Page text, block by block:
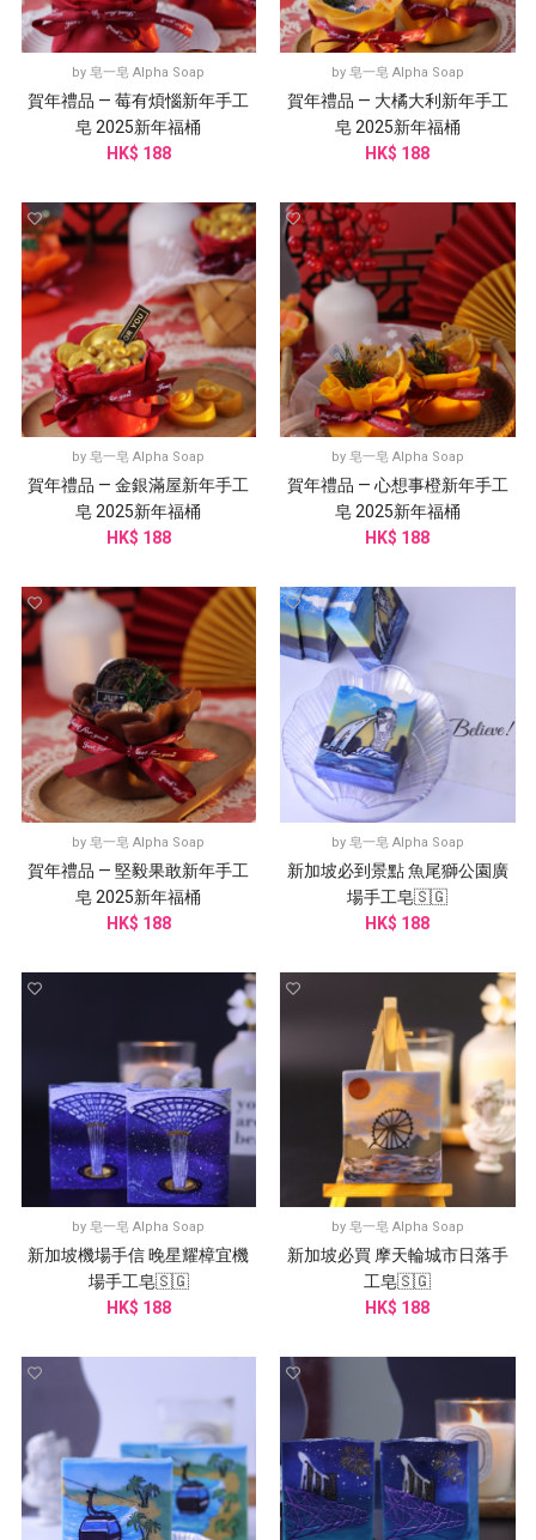
by皂一皂 Alpha Soap
賀年禮品 — 莓有煩惱新年手工
皂 2025新年福桶
HK$ 188
by 皂一皂 Alpha Soap
賀年禮品 — 大橘大利新年手工
皂 2025新年福桶
HK$ 188
by皂一皂 Alpha Soap
賀年禮品 — 金銀滿屋新年手工
皂 2025新年福桶
HK$ 188
by 皂一皂 Alpha Soap
賀年禮品 — 心想事橙新年手工
皂 2025新年福桶
HK$ 188
by皂一皂 Alpha Soap
賀年禮品 — 堅毅果敢新年手工
皂 2025新年福桶
HK$ 188
by 皂一皂 Alpha Soap
新加坡必到景點 魚尾獅公園廣
場手工皂🇸🇬
HK$ 188
by皂一皂 Alpha Soap
新加坡機場手信 晚星耀樟宜機
場手工皂🇸🇬
HK$ 188
by 皂一皂 Alpha Soap
新加坡必買 摩天輪城市日落手
工皂🇸🇬
HK$ 188